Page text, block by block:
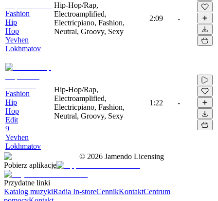
Fashion
Hip
Hop
Yevhen
Lokhmatov
Hip-Hop/Rap,
Electroamplified,
Electricpiano, Fashion,
Neutral, Groovy, Sexy
2:09 -
Fashion
Hip
Hop
Edit
9
Yevhen
Lokhmatov
Hip-Hop/Rap,
Electroamplified,
Electricpiano, Fashion,
Neutral, Groovy, Sexy
1:22 -
© 2026 Jamendo Licensing
Pobierz aplikację
Przydatne linki
Katalog muzykiRadia In-storeCennikKontaktCentrum